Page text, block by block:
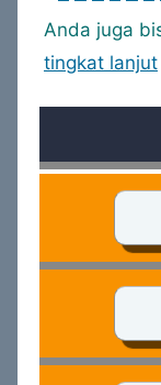
Anda juga
tingkat lanjut